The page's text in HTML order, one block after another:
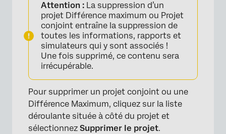
×
Attention : La suppression d’un
projet Différence maximum ou Projet
conjoint entraîne la suppression de
toutes les informations, rapports et
simulateurs qui y sont associés !
Une fois supprimé, ce contenu sera
irrécupérable.
Pour supprimer un projet conjoint ou une
Différence Maximum, cliquez sur la liste
déroulante située à côté du projet et
sélectionnez Supprimer le projet.